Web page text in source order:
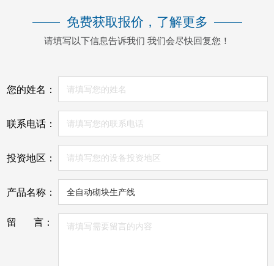
免费获取报价，了解更多
请填写以下信息告诉我们 我们会尽快回复您！
您的姓名：
联系电话：
投资地区：
产品名称：
留 言：